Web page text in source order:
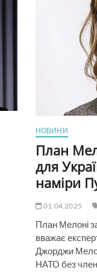
НОВИНИ
План
для
наміри
01.04.2025
План Мелоні
вважає
Джорджи
НАТО без